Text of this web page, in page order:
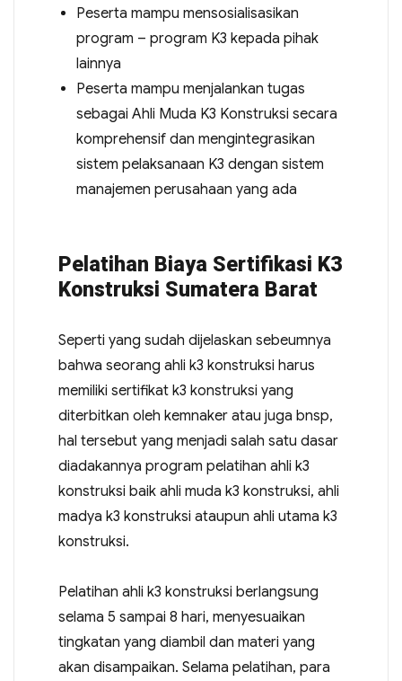
Peserta mampu mensosialisasikan
program – program K3 kepada pihak
lainnya
Peserta mampu menjalankan tugas
sebagai Ahli Muda K3 Konstruksi secara
komprehensif dan mengintegrasikan
sistem pelaksanaan K3 dengan sistem
manajemen perusahaan yang ada
Pelatihan Biaya Sertifikasi K3
Konstruksi Sumatera Barat
Seperti yang sudah dijelaskan sebeumnya
bahwa seorang ahli k3 konstruksi harus
memiliki sertifikat k3 konstruksi yang
diterbitkan oleh kemnaker atau juga bnsp,
hal tersebut yang menjadi salah satu dasar
diadakannya program pelatihan ahli k3
konstruksi baik ahli muda k3 konstruksi, ahli
madya k3 konstruksi ataupun ahli utama k3
konstruksi.
Pelatihan ahli k3 konstruksi berlangsung
selama 5 sampai 8 hari, menyesuaikan
tingkatan yang diambil dan materi yang
akan disampaikan. Selama pelatihan, para